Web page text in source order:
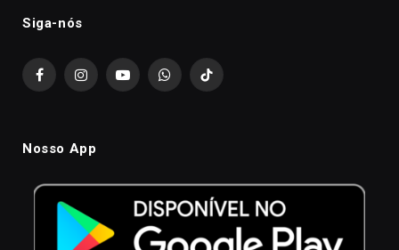
Siga-nós
FacebookInstagramYouTubeWhatsAppTikTok
Nosso App